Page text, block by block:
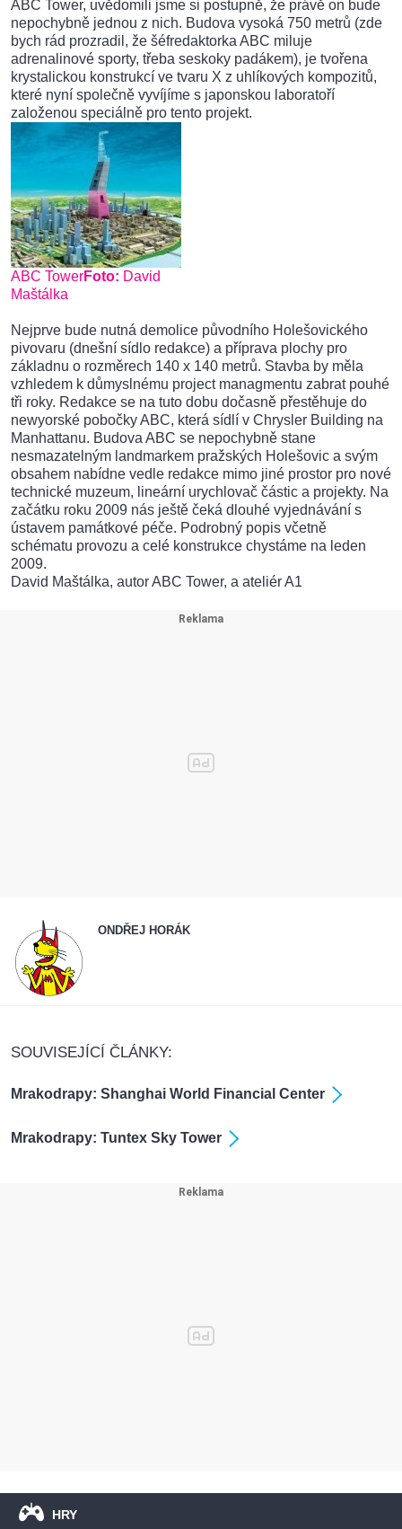
ABC Tower, uvědomili jsme si postupně, že právě on bude
nepochybně jednou z nich. Budova vysoká 750 metrů (zde
bych rád prozradil, že šéfredaktorka ABC miluje
adrenalinové sporty, třeba seskoky padákem), je tvořena
krystalickou konstrukcí ve tvaru X z uhlíkových kompozitů,
které nyní společně vyvíjíme s japonskou laboratoří
založenou speciálně pro tento projekt.
ABC TowerFoto: David
Maštálka
Nejprve bude nutná demolice původního Holešovického
pivovaru (dnešní sídlo redakce) a příprava plochy pro
základnu o rozměrech 140 x 140 metrů. Stavba by měla
vzhledem k důmyslnému project managmentu zabrat pouhé
tři roky. Redakce se na tuto dobu dočasně přestěhuje do
newyorské pobočky ABC, která sídlí v Chrysler Building na
Manhattanu. Budova ABC se nepochybně stane
nesmazatelným landmarkem pražských Holešovic a svým
obsahem nabídne vedle redakce mimo jiné prostor pro nové
technické muzeum, lineární urychlovač částic a projekty. Na
začátku roku 2009 nás ještě čeká dlouhé vyjednávání s
ústavem památkové péče. Podrobný popis včetně
schématu provozu a celé konstrukce chystáme na leden
2009.
David Maštálka, autor ABC Tower, a ateliér A1
ONDŘEJ HORÁK
SOUVISEJÍCÍ ČLÁNKY:
Mrakodrapy: Shanghai World Financial Center
Mrakodrapy: Tuntex Sky Tower
HRY